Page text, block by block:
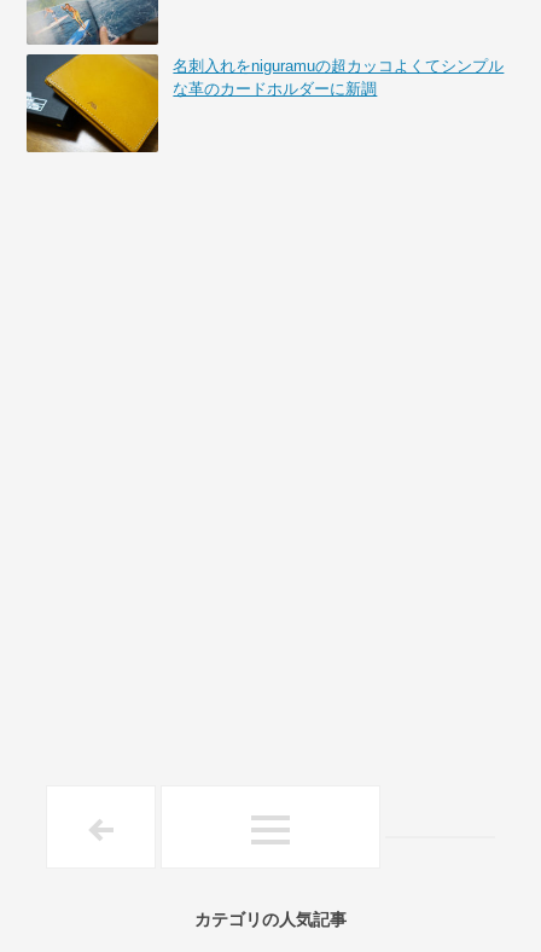
名刺入れをniguramuの超カッコよくてシンプル
な革のカードホルダーに新調
カテゴリの人気記事